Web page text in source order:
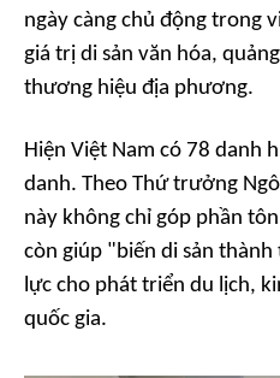
ngày càng chủ động trong
giá trị di sản văn hóa,
thương hiệu địa phương.
Hiện Việt Nam có 78 danh
danh. Theo Thứ trưởng
này không chỉ góp phần
còn giúp "biến di sản
lực cho phát triển du lịch,
quốc gia.